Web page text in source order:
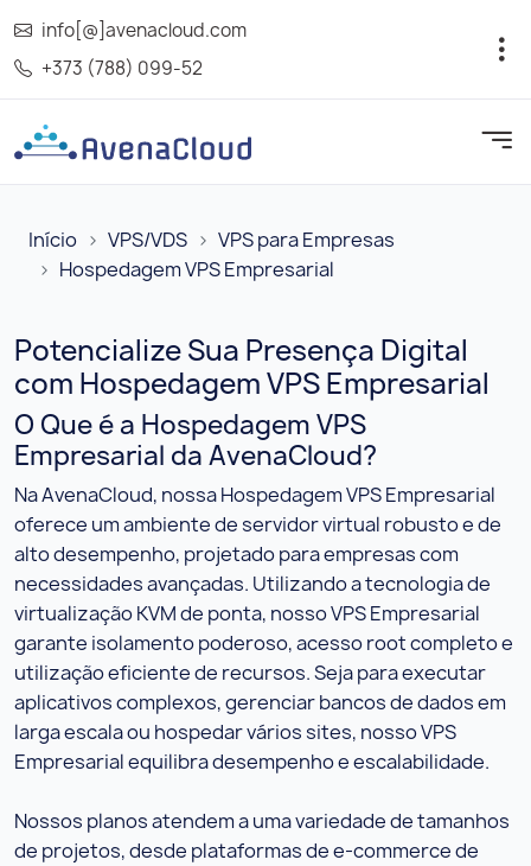
info[@]avenacloud.com
+373 (788) 099-52
Início VPS/VDS
VPS para Empresas
Hospedagem VPS Empresarial
Potencialize Sua Presença Digital
com Hospedagem VPS Empresarial
O Que é a Hospedagem VPS
Empresarial da AvenaCloud?
Na AvenaCloud, nossa Hospedagem VPS Empresarial
oferece um ambiente de servidor virtual robusto e de
alto desempenho, projetado para empresas com
necessidades avançadas. Utilizando a tecnologia de
virtualização KVM de ponta, nosso VPS Empresarial
garante isolamento poderoso, acesso root completo e
utilização eficiente de recursos. Seja para executar
aplicativos complexos, gerenciar bancos de dados em
larga escala ou hospedar vários sites, nosso VPS
Empresarial equilibra desempenho e escalabilidade.
Nossos planos atendem a uma variedade de tamanhos
de projetos, desde plataformas de e-commerce de